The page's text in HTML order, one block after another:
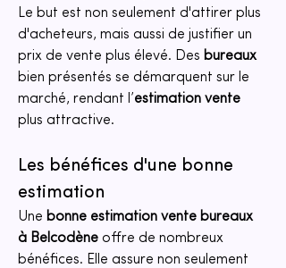
Le but est non seulement d'attirer plus
d'acheteurs, mais aussi de justifier un
prix de vente plus élevé. Des bureaux
bien présentés se démarquent sur le
marché, rendant l’estimation vente
plus attractive.
Les bénéfices d'une bonne
estimation
Une bonne estimation vente bureaux
à Belcodène offre de nombreux
bénéfices. Elle assure non seulement